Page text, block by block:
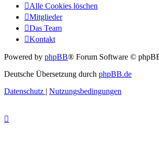
Alle Cookies löschen
Mitglieder
Das Team
Kontakt
Powered by phpBB® Forum Software ©
Deutsche Übersetzung durch phpBB.de
Datenschutz | Nutzungsbedingungen